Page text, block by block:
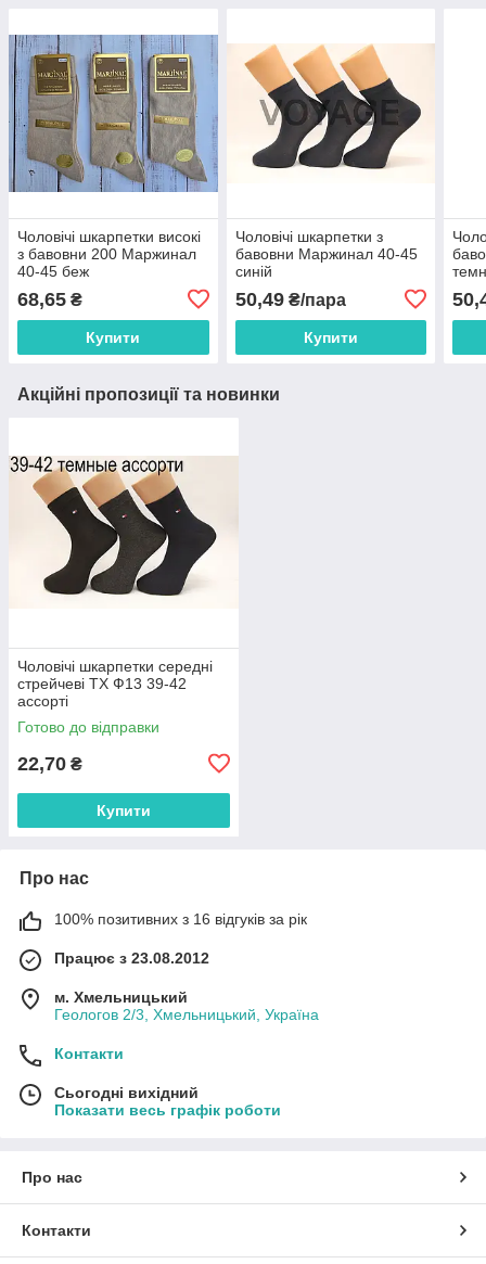
Чоловічі шкарпетки високі
з бавовни 200 Маржинал
40-45 беж
68,65 ₴
Купити
Чоловічі шкарпетки з
бавовни Маржинал 40-45
синій
50,49₴/пара
Купити
Акційні пропозиції та новинки
Чоловічі шкарпетки середні
стрейчеві ТХ Ф13 39-42
ассорті
Готово до відправки
22,70 ₴
Купити
Про нас
100% позитивних з 16 відгуків за рік
Працює з 23.08.2012
м. Хмельницький
Геологов 2/3, Хмельницький, Україна
Контакти
Сьогодні вихідний
Показати весь графік роботи
Про нас
Контакти